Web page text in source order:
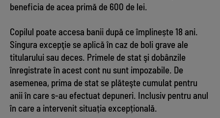
beneficia de acea primă de 600 de lei.
Copilul poate accesa banii după ce împlinește 18 ani.
Singura excepţie se aplică în caz de boli grave ale
titularului sau deces. Primele de stat şi dobânzile
înregistrate în acest cont nu sunt impozabile. De
asemenea, prima de stat se plăteşte cumulat pentru
anii în care s-au efectuat depuneri. Inclusiv pentru anul
în care a intervenit situația excepțională.